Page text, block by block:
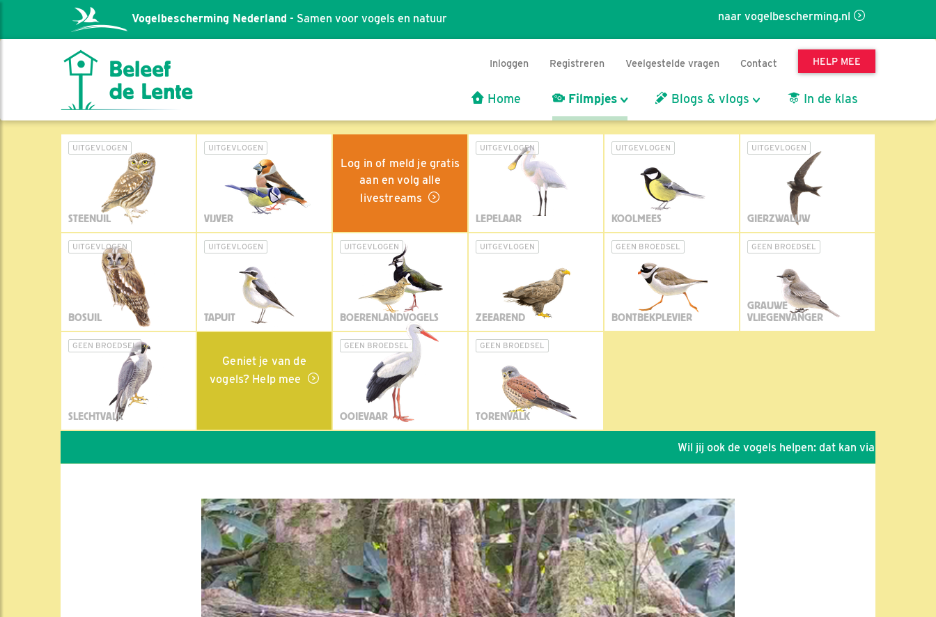
naar vogelbescherming.nl
Vogelbescherming Nederland - Samen voor vogels en natuur
Inloggen Registreren Veelgestelde vragen Contact HELP MEE
Home Filmpjes Blogs & vlogs In de klas
UITGEVLOGEN
STEENUIL
UITGEVLOGEN
VIJVER
Log in of meld je gratis
aan en volg alle
livestreams
UITGEVLOGEN
LEPELAAR
UITGEVLOGEN
KOOLMEES
UITGEVLOGEN
GIERZWALUW
UITGEVLOGEN
BOSUIL
UITGEVLOGEN
TAPUIT
UITGEVLOGEN
BOERENLANDVOGELS
UITGEVLOGEN
ZEEAREND
GEEN BROEDSEL
BONTBEKPLEVIER
GEEN BROEDSEL
GRAUWE
VLIEGENVANGER
GEEN BROEDSEL
SLECHTVALK
Geniet je van de
vogels? Help mee
GEEN BROEDSEL
OOIEVAAR
GEEN BROEDSEL
TORENVALK
Wil jij ook de vogels helpen: dat kan via de link!